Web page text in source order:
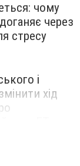
чому
через
стресу
і
хід